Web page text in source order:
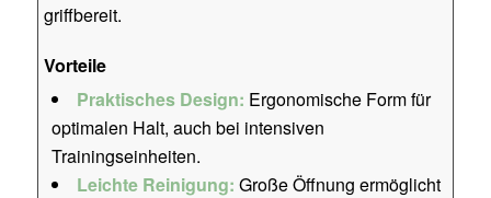
griffbereit.
Vorteile
Praktisches Design: Ergonomische Form für
optimalen Halt, auch bei intensiven
Trainingseinheiten.
Leichte Reinigung: Große Öffnung ermöglicht